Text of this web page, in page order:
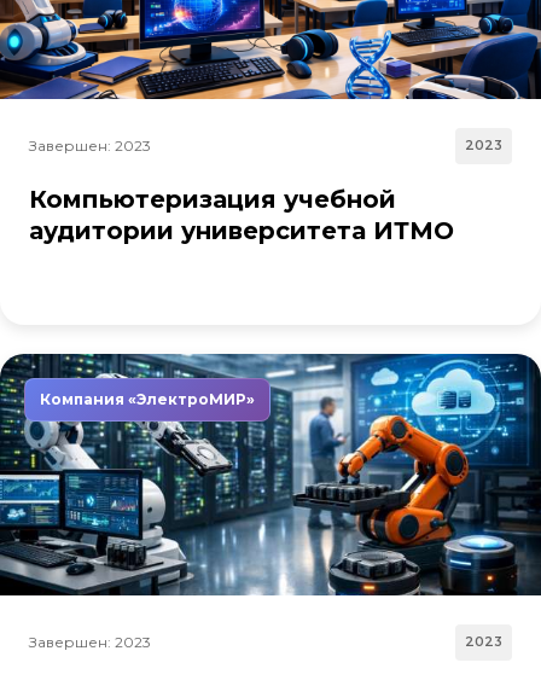
Завершен: 2023 2023
Компьютеризация учебной
аудитории университета ИТМО
Компания «ЭлектроМИР»
Завершен: 2023 2023